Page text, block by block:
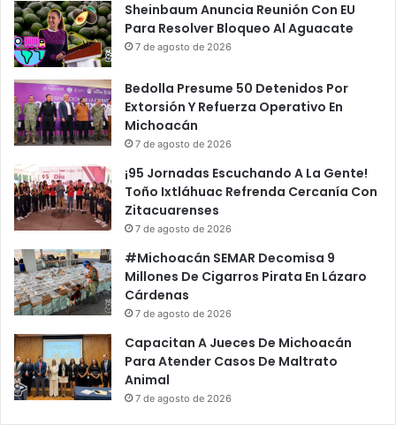
Sheinbaum Anuncia Reunión Con EU
Para Resolver Bloqueo Al Aguacate
7 de agosto de 2026
Bedolla Presume 50 Detenidos Por
Extorsión Y Refuerza Operativo En
Michoacán
7 de agosto de 2026
¡95 Jornadas Escuchando A La Gente!
Toño Ixtláhuac Refrenda Cercanía Con
Zitacuarenses
7 de agosto de 2026
#Michoacán SEMAR Decomisa 9
Millones De Cigarros Pirata En Lázaro
Cárdenas
7 de agosto de 2026
Capacitan A Jueces De Michoacán
Para Atender Casos De Maltrato
Animal
7 de agosto de 2026